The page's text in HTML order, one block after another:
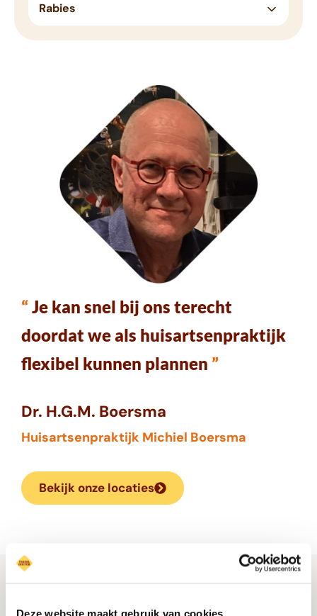
Deze website maakt gebruik van cookies
Rabies
“Je kan snel bij ons terecht
doordat we als huisartsenpraktijk
flexibel kunnen plannen ”
Dr. H.G.M. Boersma
Huisartsenpraktijk Michiel Boersma
Bekijk onze locaties
Ga zorgeloos op vakantie!